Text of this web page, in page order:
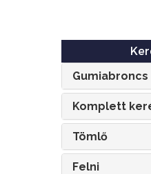
Gumiabroncs
Komplett
Tömlő
Felni